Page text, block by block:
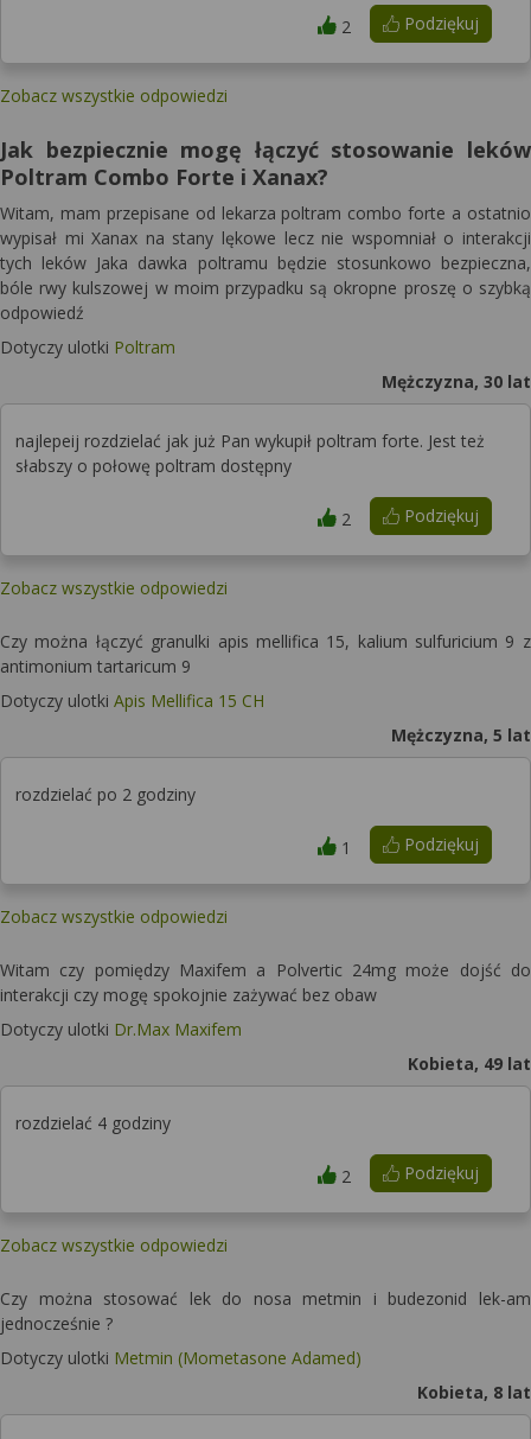
Podziękuj
2
Zobacz wszystkie odpowiedzi
Jak bezpiecznie mogę łączyć stosowanie leków
Poltram Combo Forte i Xanax?
Witam, mam przepisane od lekarza poltram combo forte a ostatnio
wypisał mi Xanax na stany lękowe lecz nie wspomniał o interakcji
tych leków Jaka dawka poltramu będzie stosunkowo bezpieczna,
bóle rwy kulszowej w moim przypadku są okropne proszę o szybką
odpowiedź
Dotyczy ulotki Poltram
Mężczyzna, 30 lat
najlepeij rozdzielać jak już Pan wykupił poltram forte. Jest też
słabszy o połowę poltram dostępny
Podziękuj
2
Zobacz wszystkie odpowiedzi
Czy można łączyć granulki apis mellifica 15, kalium sulfuricium 9 z
antimonium tartaricum 9
Dotyczy ulotki Apis Mellifica 15 CH
Mężczyzna, 5 lat
rozdzielać po 2 godziny
Podziękuj
1
Zobacz wszystkie odpowiedzi
Witam czy pomiędzy Maxifem a Polvertic 24mg może dojść do
interakcji czy mogę spokojnie zażywać bez obaw
Dotyczy ulotki Dr.Max Maxifem
Kobieta, 49 lat
rozdzielać 4 godziny
Podziękuj
2
Zobacz wszystkie odpowiedzi
Czy można stosować lek do nosa metmin i budezonid lek-am
jednocześnie ?
Dotyczy ulotki Metmin (Mometasone Adamed)
Kobieta, 8 lat